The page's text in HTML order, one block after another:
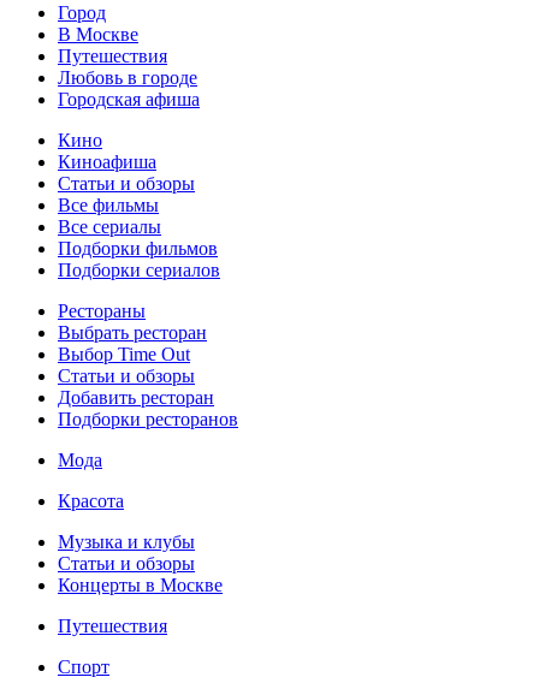
Город
В Москве
Путешествия
Любовь в городе
Городская афиша
Кино
Киноафиша
Статьи и обзоры
Все фильмы
Все сериалы
Подборки фильмов
Подборки сериалов
Рестораны
Выбрать ресторан
Выбор Time Out
Статьи и обзоры
Добавить ресторан
Подборки ресторанов
Мода
Красота
Музыка и клубы
Статьи и обзоры
Концерты в Москве
Путешествия
Спорт